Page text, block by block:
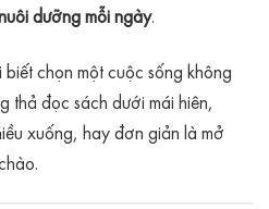
dưỡng mỗi ngày.
chọn một cuộc sống không
thả đọc sách dưới mái hiên,
xuống, hay đơn giản là mở